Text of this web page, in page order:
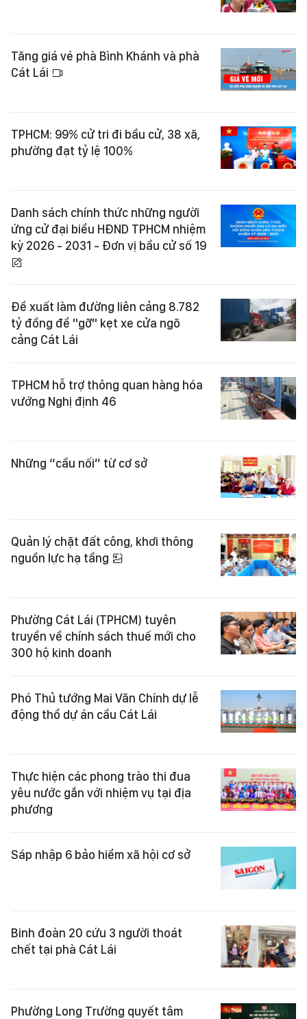
Tăng giá vé phà Bình Khánh và phà
Cát Lái
TPHCM: 99% cử tri đi bầu cử, 38 xã,
phường đạt tỷ lệ 100%
Danh sách chính thức những người
ứng cử đại biểu HĐND TPHCM nhiệm
kỳ 2026 - 2031 - Đơn vị bầu cử số 19
Đề xuất làm đường liên cảng 8.782
tỷ đồng để "gỡ" kẹt xe cửa ngõ
cảng Cát Lái
TPHCM hỗ trợ thông quan hàng hóa
vướng Nghị định 46
Những “cầu nối” từ cơ sở
Quản lý chặt đất công, khơi thông
nguồn lực hạ tầng
Phường Cát Lái (TPHCM) tuyên
truyền về chính sách thuế mới cho
300 hộ kinh doanh
Phó Thủ tướng Mai Văn Chính dự lễ
động thổ dự án cầu Cát Lái
Thực hiện các phong trào thi đua
yêu nước gắn với nhiệm vụ tại địa
phương
Sáp nhập 6 bảo hiểm xã hội cơ sở
Binh đoàn 20 cứu 3 người thoát
chết tại phà Cát Lái
Phường Long Trường quyết tâm